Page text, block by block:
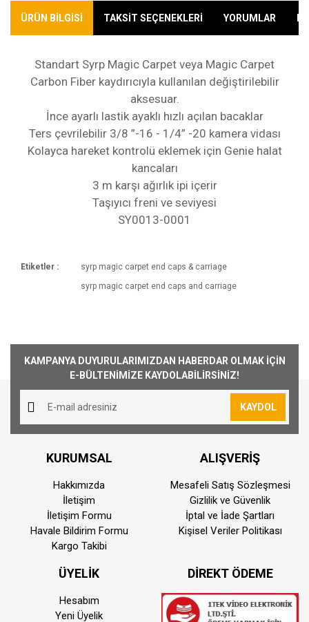
ÜRÜN BİLGİSİ TAKSİT SEÇENEKLERİ YORUMLAR
Standart Syrp Magic Carpet veya Magic Carpet
Carbon Fiber kaydırıcıyla kullanılan değiştirilebilir
aksesuar.
İnce ayarlı lastik ayaklı hızlı açılan bacaklar
Ters çevrilebilir 3/8 ”-16 - 1/4” -20 kamera vidası
Kolayca hareket kontrolü eklemek için Genie halat
kancaları
3 m karşı ağırlık ipi içerir
Taşıyıcı freni ve seviyesi
SY0013-0001
Ürünlerimizin ortalama olarak kargoya veriliş
1000₺ Üstü siparişlerin tümü Türkiye'nin her
yerine ücretsiz olarak gönderilmektedir. 1000₺
altında kalan siparişler için 30₺ kargo ücreti
alınmaktadır.
Saat 15:00'a kadar vermiş olduğunuz sipariş
aynı günde kargoya teslim edilmektedir.
Teslimat süresi bulunmuş olduğunuz konuma
göre farklılık gösterebilmektedir. Saat
15:00'dan sonra vermiş olduğunuz siparişler
ertisi ilk iş günü kargoya teslim edilmektedir
Kurye İle Teslimat(Sadece İstanbul)
Kurye ile teslimat sadece İstanbul ili ve motor
ile taşınabilir ürünler için geçerlidir. Teslimat
Etiketler :
syrp magic carpet end caps & carriage
syrp magic carpet end caps and carriage
KAMPANYA DUYURULARIMIZDAN HABERDAR OLMAK İÇİN
E-BÜLTENİMİZE KAYDOLABİLİRSİNİZ!
KAYDOL
KURUMSAL
Hakkımızda
İletişim
İletişim Formu
Havale Bildirim Formu
Kargo Takibi
ALIŞVERİŞ
Mesafeli Satış Sözleşmesi
Gizlilik ve Güvenlik
İptal ve İade Şartları
Kişisel Veriler Politikası
ÜYELİK
Hesabım
Yeni Üyelik
DİREKT ÖDEME